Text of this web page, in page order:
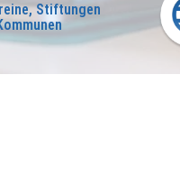
Stiftungen